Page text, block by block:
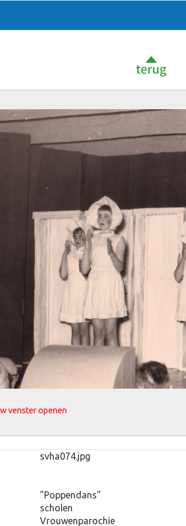
venster openen
svha074.jpg
"Poppendans"
scholen
Vrouwenparochie